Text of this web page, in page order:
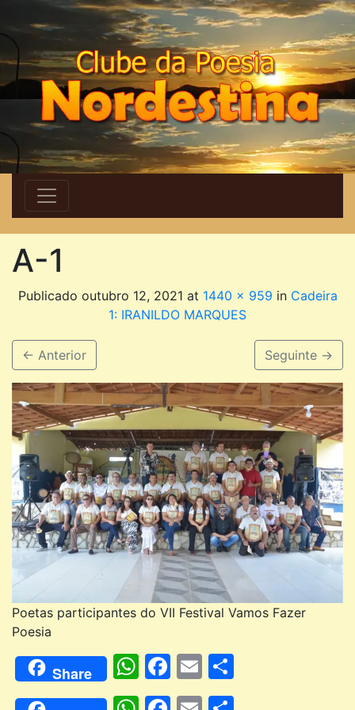
A-1
Publicado outubro 12, 2021 at 1440 × 959 in Cadeira
1: IRANILDO MARQUES
← Anterior Seguinte →
Poetas participantes do VII Festival Vamos Fazer
Poesia
Share WhatsApp
Facebook
Email